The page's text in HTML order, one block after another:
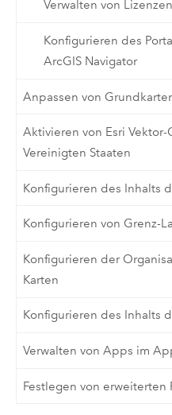
Verwalten von Lizenzen
Konfigurieren des
ArcGIS Navigator
Anpassen von
Aktivieren von Esri
Vereinigten Staaten
Konfigurieren des Inhalts
Konfigurieren von Grenz-
Konfigurieren der
Karten
Konfigurieren des Inhalts
Verwalten von Apps im
Festlegen von erweiterten